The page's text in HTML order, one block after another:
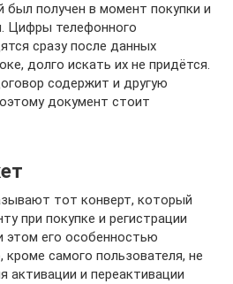
был получен в момент покупки и
Цифры телефонного
сразу после данных
долго искать их не придётся.
содержит и другую
документ стоит
тот конверт, который
при покупке и регистрации
этом его особенностью
кроме самого пользователя, не
активации и переактивации